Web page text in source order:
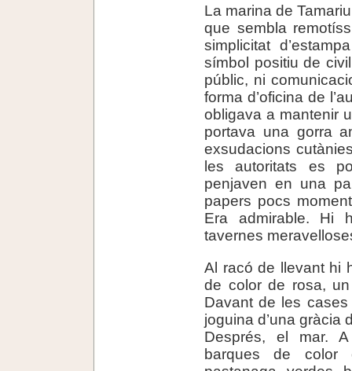
La marina de
que sembla
simplicitat
símbol positiu de
públic, ni
forma d’oficina de
obligava a mantenir
portava una gorra
exsudacions
les autoritats es
penjaven en una
papers pocs
Era admirable. Hi
tavernes
Al racó de llevant hi
de color de rosa,
Davant de les
joguina d’una gràcia
Després, el mar.
barques de color